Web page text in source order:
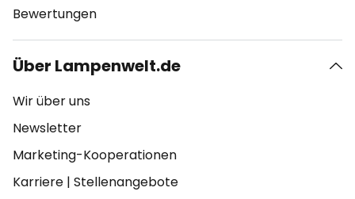
Bewertungen
Über Lampenwelt.de
Wir über uns
Newsletter
Marketing-Kooperationen
Karriere | Stellenangebote